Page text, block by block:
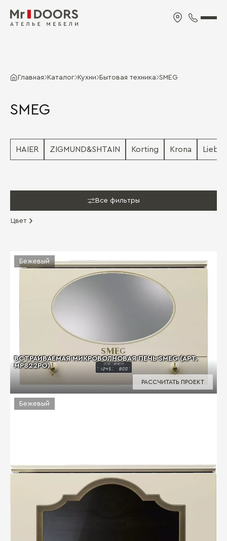
Главная Каталог Кухни Бытовая техника SMEG
SMEG
HAIER ZIGMUND&SHTAIN Korting Krona
Все фильтры
Цвет
ВСТРАИВАЕМАЯ МИКРОВОЛНОВАЯ ПЕЧЬ SMEG (АРТ.
MP822PO)
Бежевый
РАССЧИТАТЬ ПРОЕКТ
Бежевый